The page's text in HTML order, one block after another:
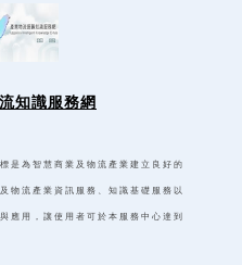
知識服務網
是為智慧商業及物流產業建立良好的
物流產業資訊服務、知識基礎服務以
應用，讓使用者可於本服務中心達到